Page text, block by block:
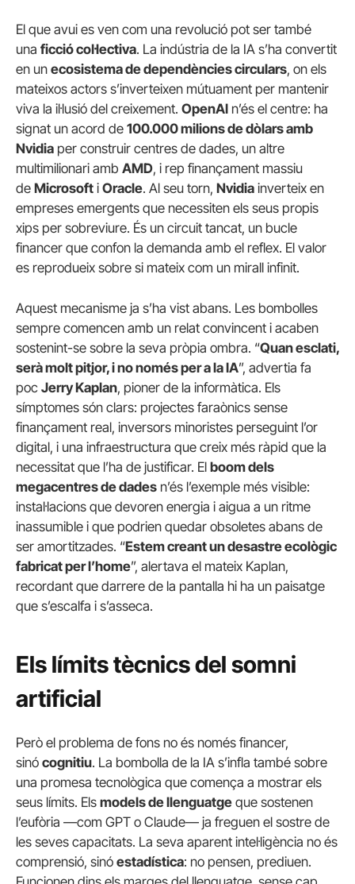
El que avui es ven com una revolució pot ser també
una ficció col·lectiva. La indústria de la IA s’ha convertit
en un ecosistema de dependències circulars, on els
mateixos actors s’inverteixen mútuament per mantenir
viva la il·lusió del creixement. OpenAI n’és el centre: ha
signat un acord de 100.000 milions de dòlars amb
Nvidia per construir centres de dades, un altre
multimilionari amb AMD, i rep finançament massiu
de Microsoft i Oracle. Al seu torn, Nvidia inverteix en
empreses emergents que necessiten els seus propis
xips per sobreviure. És un circuit tancat, un bucle
financer que confon la demanda amb el reflex. El valor
es reprodueix sobre si mateix com un mirall infinit.
Aquest mecanisme ja s’ha vist abans. Les bombolles
sempre comencen amb un relat convincent i acaben
sostenint-se sobre la seva pròpia ombra. “Quan esclati,
serà molt pitjor, i no només per a la IA”, advertia fa
poc Jerry Kaplan, pioner de la informàtica. Els
símptomes són clars: projectes faraònics sense
finançament real, inversors minoristes perseguint l’or
digital, i una infraestructura que creix més ràpid que la
necessitat que l’ha de justificar. El boom dels
megacentres de dades n’és l’exemple més visible:
instal·lacions que devoren energia i aigua a un ritme
inassumible i que podrien quedar obsoletes abans de
ser amortitzades. “Estem creant un desastre ecològic
fabricat per l’home”, alertava el mateix Kaplan,
recordant que darrere de la pantalla hi ha un paisatge
que s’escalfa i s’asseca.
Els límits tècnics del somni
artificial
Però el problema de fons no és només financer,
sinó cognitiu. La bombolla de la IA s’infla també sobre
una promesa tecnològica que comença a mostrar els
seus límits. Els models de llenguatge que sostenen
l’eufòria —com GPT o Claude— ja freguen el sostre de
les seves capacitats. La seva aparent intel·ligència no és
comprensió, sinó estadística: no pensen, prediuen.